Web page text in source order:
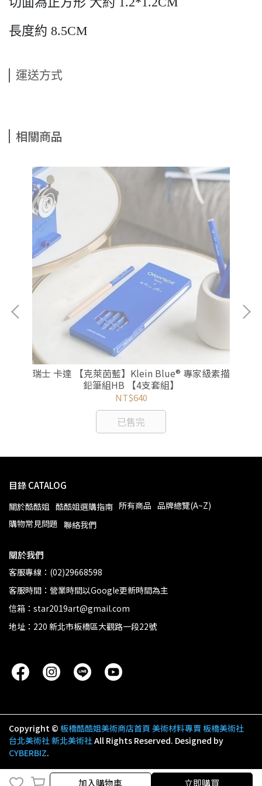
加入購物車
加入購物車 立即購買
長度約 8.5CM
運送方式
相關商品
瑞士 卡達 【克萊茵藍】Klein Blue® 專家級素描
鉛筆組HB 【4支套組】
NT$640
已售完
目錄 CATALOG
關於酷酷姐 酷酷姐選購指南 所有商品 品牌總覽(A~Z)
購物常見問題 聯絡我們
關於我們
客服專線：(02)29668598
客服時間：營業時間以Google更新時間為主
信箱：star2019art@gmail.com
地址：220 新北市板橋區大觀路一段22號
Copyright © 板橋酷酷姐美術商店首頁 美術材料專賣 板橋美術社
台北美術社 新北美術社All Rights Reserved. Designed by
CYBERBIZ.